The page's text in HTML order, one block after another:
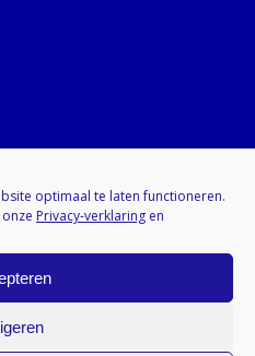
optimaal te laten functioneren.
Privacy-verklaring en